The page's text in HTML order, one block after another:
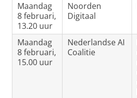
Maandag
8 februari,
13.20 uur
Noorden
Digitaal
Maandag
8 februari,
15.00 uur
Nederlandse AI
Coalitie